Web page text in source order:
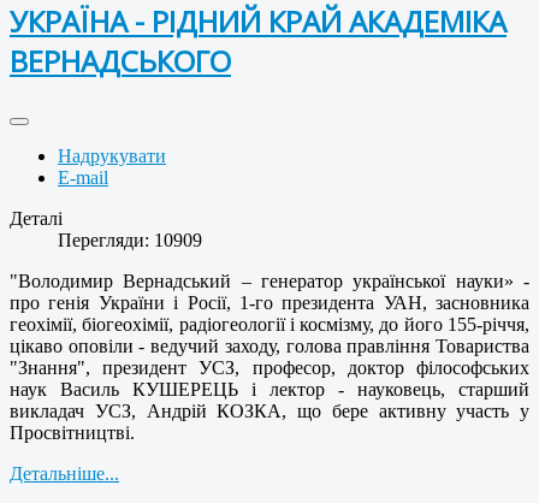
УКРАЇНА - РІДНИЙ КРАЙ АКАДЕМІКА
ВЕРНАДСЬКОГО
Надрукувати
E-mail
Деталі
Перегляди: 10909
"Володимир Вернадський – генератор української науки» -
про генія України і Росії, 1-го президента УАН, засновника
геохімії, біогеохімії, радіогеології і космізму, до його 155-річчя,
цікаво оповіли - ведучий заходу, голова правління Товариства
"Знання", президент УСЗ, професор, доктор філософських
наук Василь КУШЕРЕЦЬ і лектор - науковець, старший
викладач УСЗ, Андрій КОЗКА, що бере активну участь у
Просвітництві.
Детальніше...